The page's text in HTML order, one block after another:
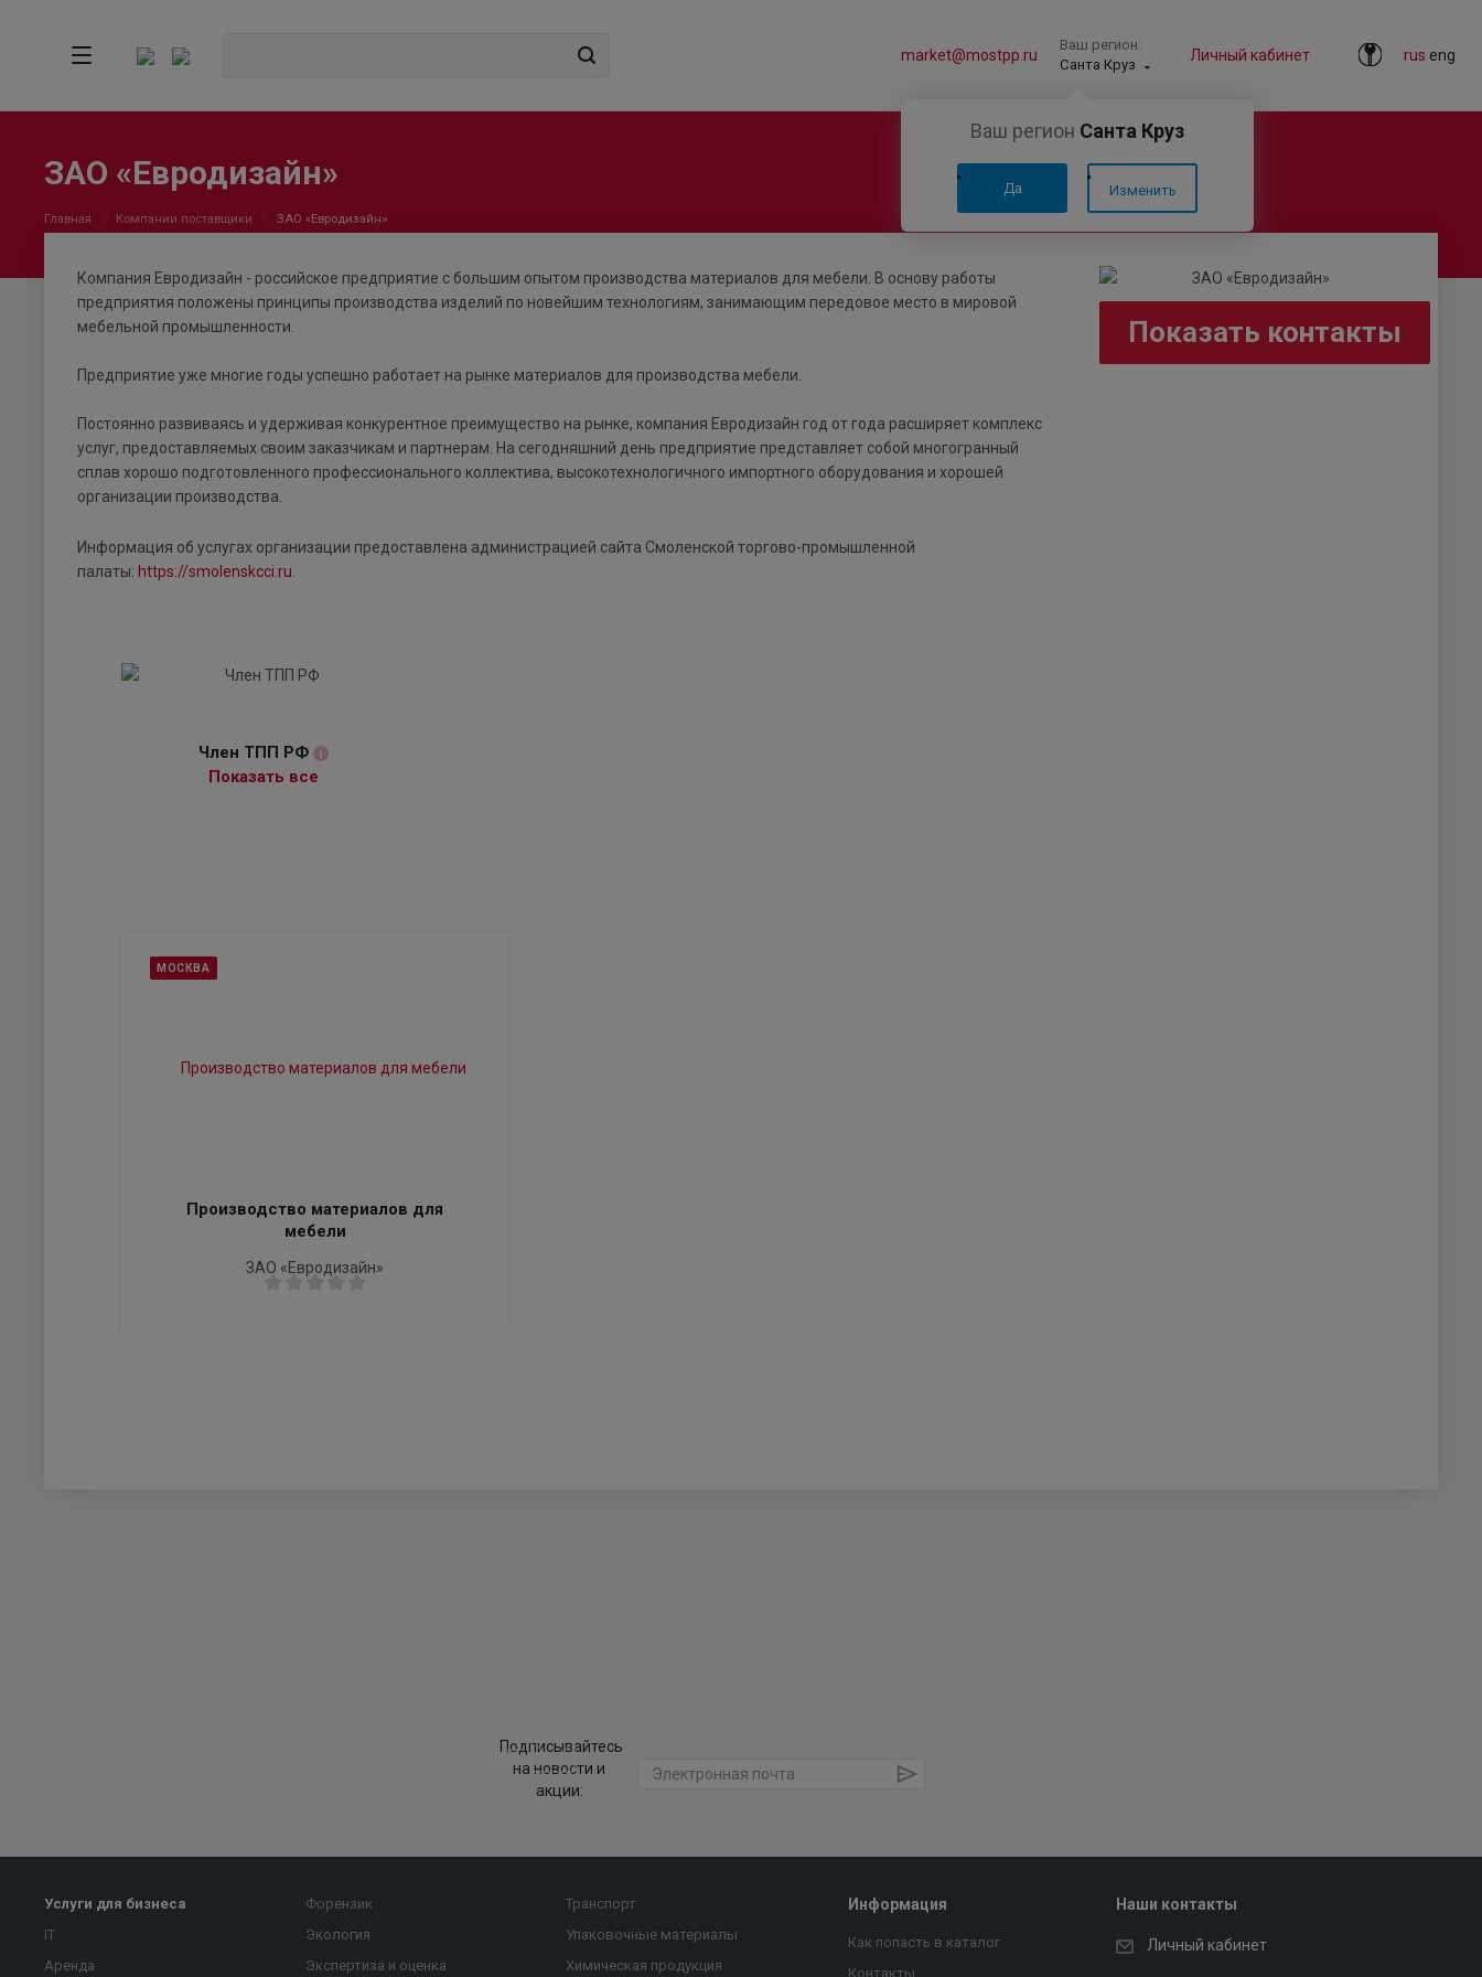
rus eng
Личный кабинет
Ваш регион:
Санта Круз
Ваш регион Санта Круз
Да Изменить
market@mostpp.ru
ЗАО «Евродизайн»
Главная Компании поставщики ЗАО «Евродизайн»
Показать контакты
Компания Евродизайн - российское предприятие с большим опытом производства материалов для мебели. В основу работы
предприятия положены принципы производства изделий по новейшим технологиям, занимающим передовое место в мировой
мебельной промышленности.
Предприятие уже многие годы успешно работает на рынке материалов для производства мебели.
Постоянно развиваясь и удерживая конкурентное преимущество на рынке, компания Евродизайн год от года расширяет комплекс
услуг, предоставляемых своим заказчикам и партнерам. На сегодняшний день предприятие представляет собой многогранный
сплав хорошо подготовленного профессионального коллектива, высокотехнологичного импортного оборудования и хорошей
организации производства.
Информация об услугах организации предоставлена администрацией сайта Смоленской торгово-промышленной
палаты: https://smolenskcci.ru
Член ТПП РФ i
Показать все
МОСКВА
Производство материалов для
мебели
ЗАО «Евродизайн»
Подписывайтесь
на новости и
акции:
Услуги для бизнеса
IT
Аренда
Форензик
Экология
Экспертиза и оценка
Транспорт
Упаковочные материалы
Химическая продукция
Информация
Как попасть в каталог
Контакты
Наши контакты
Личный кабинет